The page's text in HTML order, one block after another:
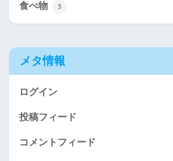
食べ物 3
メタ情報
ログイン
投稿フィード
コメントフィード